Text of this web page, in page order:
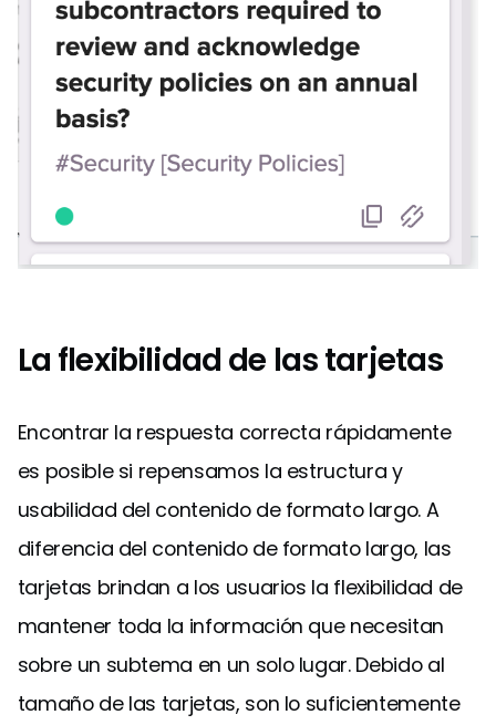
La flexibilidad de las tarjetas
Encontrar la respuesta correcta rápidamente
es posible si repensamos la estructura y
usabilidad del contenido de formato largo. A
diferencia del contenido de formato largo, las
tarjetas brindan a los usuarios la flexibilidad de
mantener toda la información que necesitan
sobre un subtema en un solo lugar. Debido al
tamaño de las tarjetas, son lo suficientemente